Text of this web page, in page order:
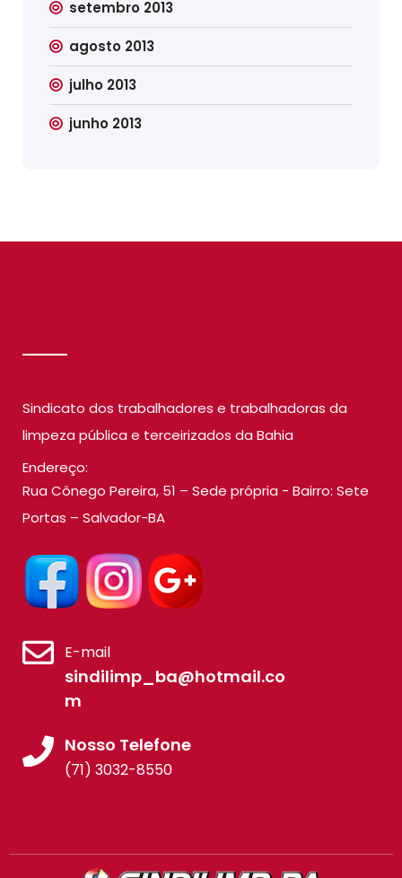
setembro 2013
agosto 2013
julho 2013
junho 2013
Sindicato dos trabalhadores e trabalhadoras da
limpeza pública e terceirizados da Bahia
Endereço:
Rua Cônego Pereira, 51 – Sede própria - Bairro: Sete
Portas – Salvador-BA
E-mail
sindilimp_ba@hotmail.co
m
Nosso Telefone
(71) 3032-8550